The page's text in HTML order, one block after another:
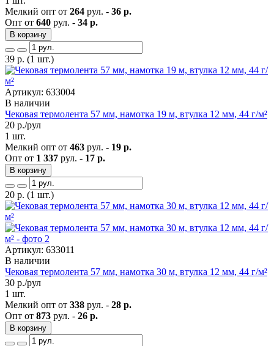
Мелкий опт от 264 рул. - 36 р.
Опт от 640 рул. - 34 р.
В корзину
39 р. (1 шт.)
Артикул: 633004
В наличии
Чековая термолента 57 мм, намотка 19 м, втулка 12 мм, 44 г/м²
20 р./рул
1 шт.
Мелкий опт от 463 рул. - 19 р.
Опт от 1 337 рул. - 17 р.
В корзину
20 р. (1 шт.)
Артикул: 633011
В наличии
Чековая термолента 57 мм, намотка 30 м, втулка 12 мм, 44 г/м²
30 р./рул
1 шт.
Мелкий опт от 338 рул. - 28 р.
Опт от 873 рул. - 26 р.
В корзину